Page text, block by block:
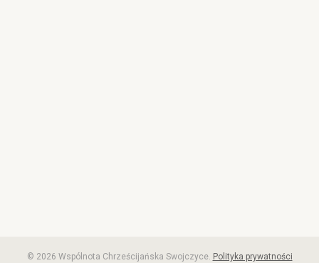
© 2026 Wspólnota Chrześcijańska Swojczyce. Polityka prywatności